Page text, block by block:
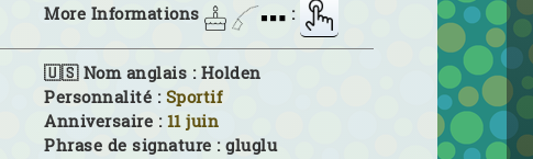
More Informations :
🇺🇸 Nom anglais : Holden
Personnalité : Sportif
Anniversaire : 11 juin
Phrase de signature :gluglu